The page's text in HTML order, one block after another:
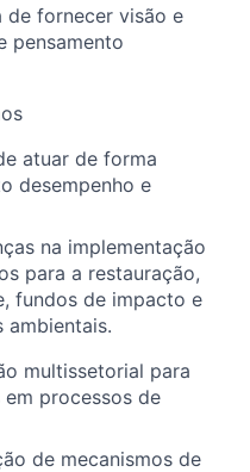
de fornecer visão e
pensamento
atuar de forma
desempenho e
na implementação
para a restauração,
, fundos de impacto e
ambientais.
multissetorial para
processos de
de mecanismos de